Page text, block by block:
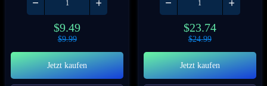
$9.49
$9.99
Jetzt kaufen
$23.74
$24.99
Jetzt kaufen